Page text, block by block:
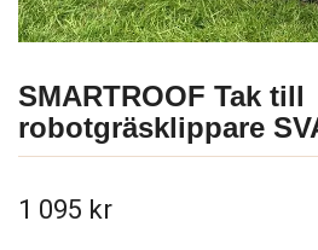
SMARTROOF Tak till
robotgräsklippare
1 095 kr